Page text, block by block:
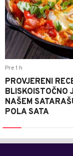
Pre 1 h
PROVJERENI
BLISKOISTOČNO
NAŠEM
POLA SATA